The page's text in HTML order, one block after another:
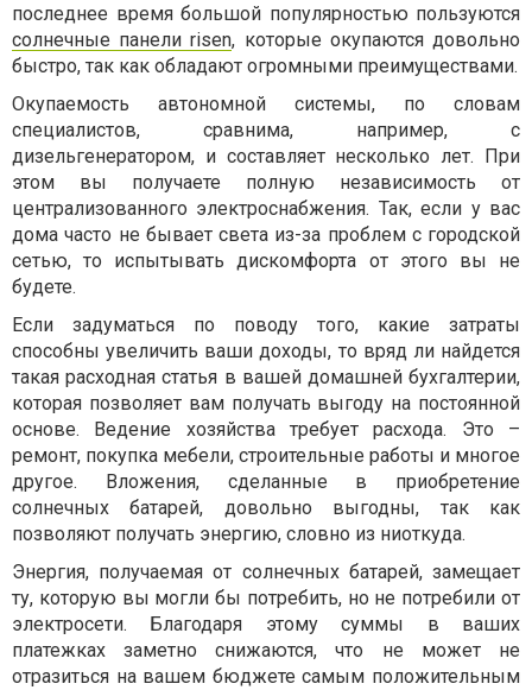
последнее время большой популярностью пользуются
солнечные панели risen, которые окупаются довольно
быстро, так как обладают огромными преимуществами.
Окупаемость автономной системы, по словам
специалистов, сравнима, например, с
дизельгенератором, и составляет несколько лет. При
этом вы получаете полную независимость от
централизованного электроснабжения. Так, если у вас
дома часто не бывает света из-за проблем с городской
сетью, то испытывать дискомфорта от этого вы не
будете.
Если задуматься по поводу того, какие затраты
способны увеличить ваши доходы, то вряд ли найдется
такая расходная статья в вашей домашней бухгалтерии,
которая позволяет вам получать выгоду на постоянной
основе. Ведение хозяйства требует расхода. Это –
ремонт, покупка мебели, строительные работы и многое
другое. Вложения, сделанные в приобретение
солнечных батарей, довольно выгодны, так как
позволяют получать энергию, словно из ниоткуда.
Энергия, получаемая от солнечных батарей, замещает
ту, которую вы могли бы потребить, но не потребили от
электросети. Благодаря этому суммы в ваших
платежках заметно снижаются, что не может не
отразиться на вашем бюджете самым положительным